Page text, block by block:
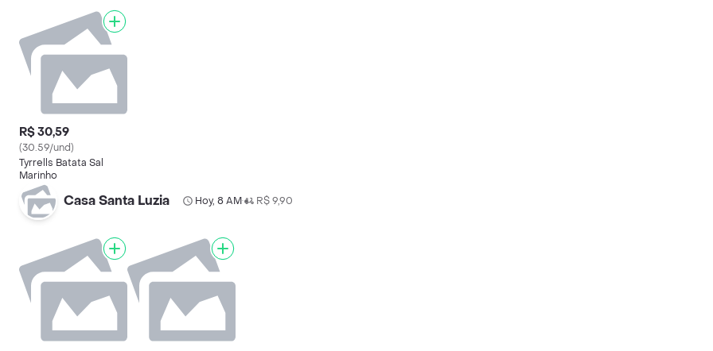
R$ 30,59
(30.59/und)
Tyrrells Batata Sal
Marinho
Casa Santa Luzia Hoy, 8 AM• R$ 9,90